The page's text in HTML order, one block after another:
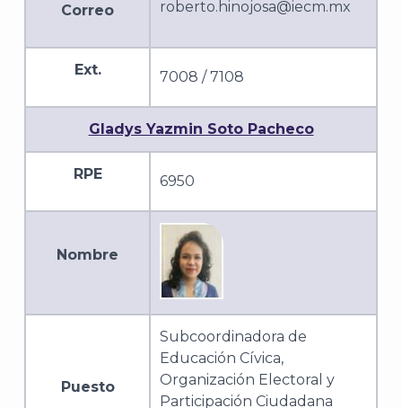
Correo
roberto.hinojosa@iecm.mx
Ext. 7008 / 7108
Gladys Yazmin Soto Pacheco
RPE 6950
Nombre
Puesto
Subcoordinadora de
Educación Cívica,
Organización Electoral y
Participación Ciudadana